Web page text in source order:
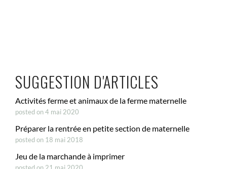
SUGGESTION D'ARTICLES
Activités ferme et animaux de la ferme maternelle
posted on 4 mai 2020
Préparer la rentrée en petite section de maternelle
posted on 18 mai 2018
Jeu de la marchande à imprimer
posted on 21 mai 2020